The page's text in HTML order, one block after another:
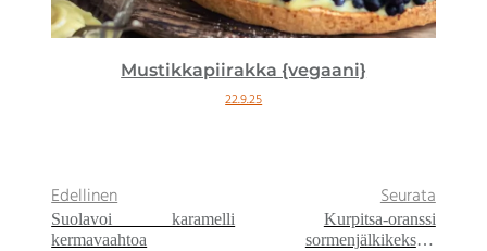
Aprikoosipistaasipähkinät {vegaani}
6.8.25
Edellinen
Suolavoi karamelli
kermavaahtoa
Seurata
Kurpitsa-oranssi
sormenjälkikeksejä